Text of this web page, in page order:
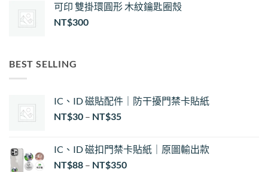
可印 雙掛環圓形 木紋鑰匙圈殼
NT$300
BEST SELLING
IC、ID 磁貼配件｜防干擾門禁卡貼紙
NT$30 – NT$35價
圍：
NT$30
IC、ID 磁扣門禁卡貼紙｜原圖輸出款
NT$88 – NT$350